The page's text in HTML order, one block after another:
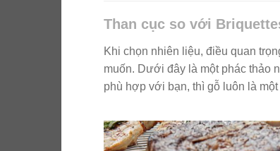
Than cục so với
Khi chọn nhiên liệu, điều quan
muốn. Dưới đây là một phác thảo
phù hợp với bạn, thì gỗ luôn là